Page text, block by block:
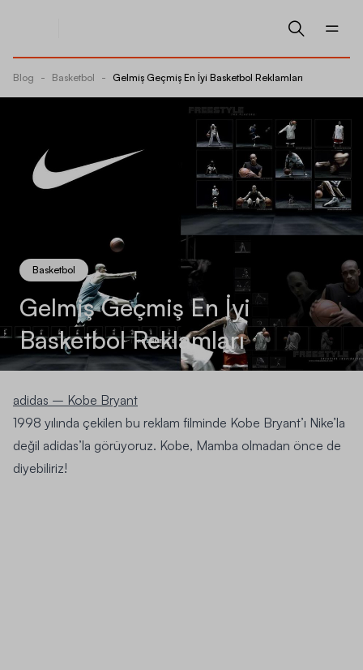
Blog - Basketbol - Gelmiş Geçmiş En İyi Basketbol Reklamları
Basketbol
Gelmiş Geçmiş En İyi
Basketbol Reklamları
adidas – Kobe Bryant
1998 yılında çekilen bu reklam filminde Kobe Bryant’ı Nike’la
değil adidas’la görüyoruz. Kobe, Mamba olmadan önce de
diyebiliriz!